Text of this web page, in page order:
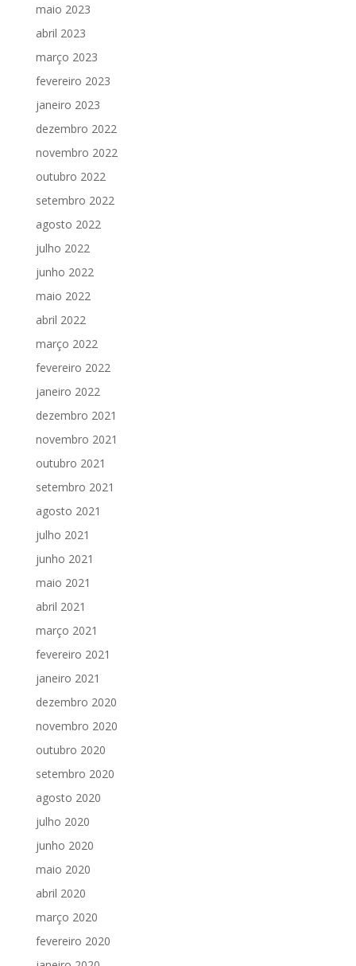
maio 2023
abril 2023
março 2023
fevereiro 2023
janeiro 2023
dezembro 2022
novembro 2022
outubro 2022
setembro 2022
agosto 2022
julho 2022
junho 2022
maio 2022
abril 2022
março 2022
fevereiro 2022
janeiro 2022
dezembro 2021
novembro 2021
outubro 2021
setembro 2021
agosto 2021
julho 2021
junho 2021
maio 2021
abril 2021
março 2021
fevereiro 2021
janeiro 2021
dezembro 2020
novembro 2020
outubro 2020
setembro 2020
agosto 2020
julho 2020
junho 2020
maio 2020
abril 2020
março 2020
fevereiro 2020